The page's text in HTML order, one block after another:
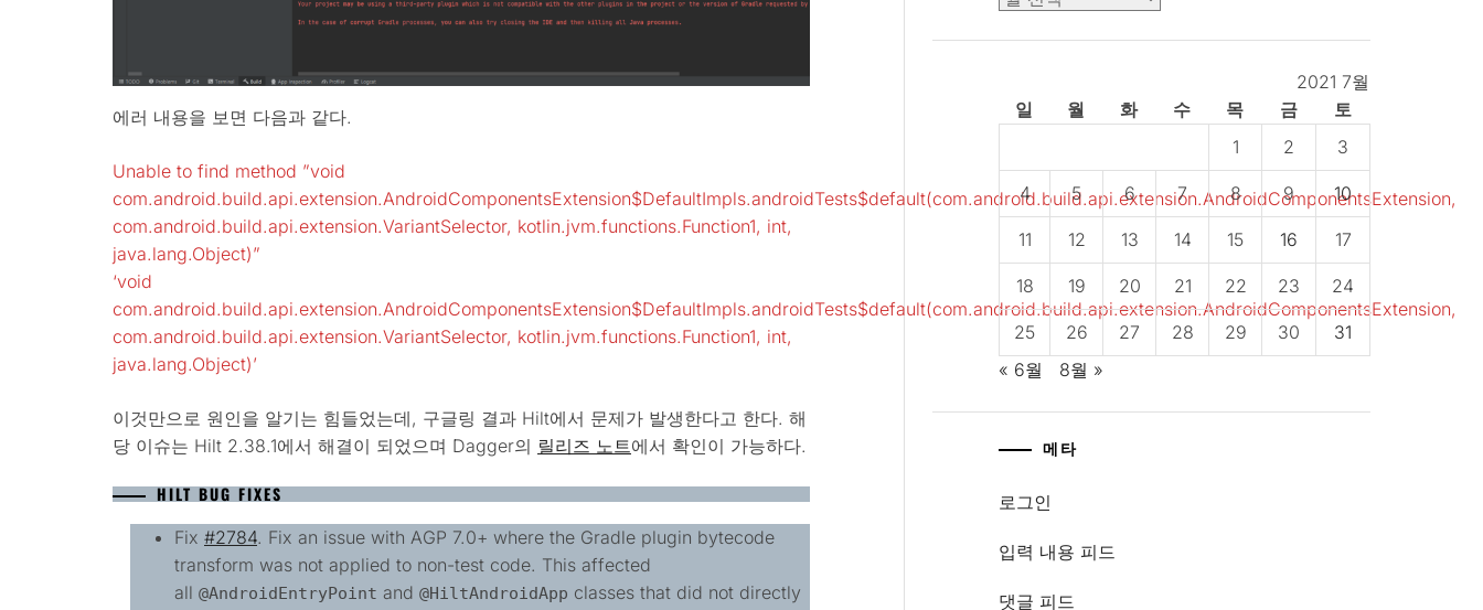
에러 내용을 보면 다음과 같다.
Unable to find method ”void
com.android.build.api.extension.AndroidComponentsExtension$DefaultImpls.androidTests$default(com.android.build.api.extension.AndroidComponentsExtension,
com.android.build.api.extension.VariantSelector, kotlin.jvm.functions.Function1, int,
java.lang.Object)”
‘void
com.android.build.api.extension.AndroidComponentsExtension$DefaultImpls.androidTests$default(com.android.build.api.extension.AndroidComponentsExtension,
com.android.build.api.extension.VariantSelector, kotlin.jvm.functions.Function1, int,
java.lang.Object)’
이것만으로 원인을 알기는 힘들었는데, 구글링 결과 Hilt에서 문제가 발생한다고 한다. 해
당 이슈는 Hilt 2.38.1에서 해결이 되었으며 Dagger의 릴리즈 노트에서 확인이 가능하다.
HILT BUG FIXES
Fix #2784. Fix an issue with AGP 7.0+ where the Gradle plugin bytecode
transform was not applied to non-test code. This affected
all @AndroidEntryPoint and @HiltAndroidApp classes that did not directly
2021 7월
일
월 화 수 목 금
토
1
2 3
4 5 6 7 8 9 10
11 12 13 14 15 16 17
18 19 20 21 22 23 24
25 26 27 28 29 30
31
« 6월
8월 »
메타
로그인
입력 내용 피드
댓글 피드